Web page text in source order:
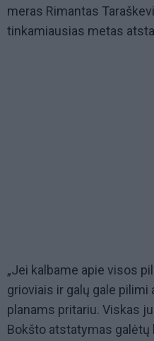
meras Rimantas
tinkamiausias metas
„Jei kalbame apie visos
grioviais ir galų gale pilimi
planams pritariu. Viskas
Bokšto atstatymas